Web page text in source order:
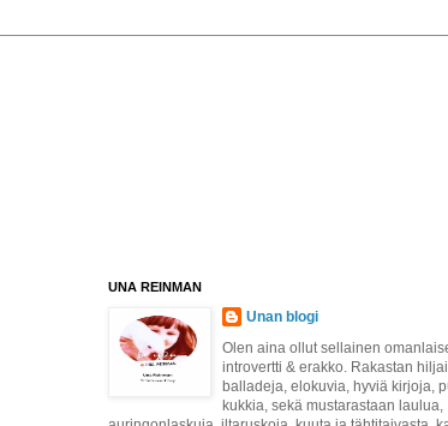
UNA REINMAN
Unan blogi
Olen aina ollut sellainen
introvertti & erakko. Rakastan
balladeja, elokuvia, hyviä kirjoja,
kukkia, sekä mustarastaan laulua,